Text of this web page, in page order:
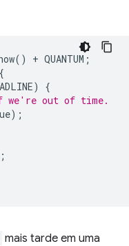
() + QUANTUM ;
{
)
{
out of time.
);
mais tarde em uma